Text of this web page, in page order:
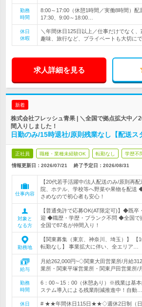
勤務
時間
8:00～17:00（休憩1時間／実働8時間）配
17:30、9:00～18:00…
休日
休暇
＼年間休日125日以上／仕事だけでなく、
趣味、旅行など、プライベートも大切に
求人詳細を見る
新着
株式会社フレッシュ青果 | ＼全国で拠点拡大中／
間入りしました！
日勤のみ/15時退社/原則残業なし【配送ス
正社員 職種・業種未経験OK 転勤なし 学歴不
情報更新日：2026/07/21 終了予定日： 2026/08/31
仕事内容
【20代若手活躍中/法人配送のみ/原則再
院、ホテル、学校等へ野菜や果物を配送
さめなので初心者も安心！
対象と
なる方
【普通免許で応募OK(AT限定可)】◆既卒
迎 ◆職歴・学歴・ブランク不問 ◆全国で
全国で87名が仲間入り！
勤務地
【関東募集（東京、神奈川、埼玉）】 【
転勤なし】 事業拡大に伴い、全エリア…
給与
月給262,000円~◇関東大田営業所/月給
業所・関東平塚営業所・関東戸田営業所/
勤務
時間
6：00～15：00（休憩あり）※残業は基
ステム導入による残業削減推進中！自動…
休日
# ★★年間休日115日★★◇週休2日制（日